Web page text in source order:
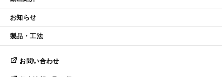
お知らせ
製品・工法
お問い合わせ